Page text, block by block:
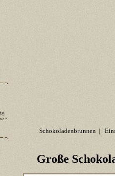
Schokoladenbrunnen |
Große